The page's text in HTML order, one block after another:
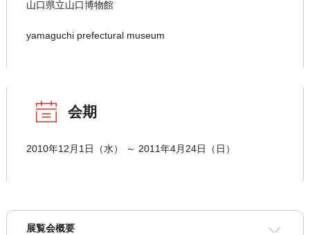
山口県立山口博物館
yamaguchi prefectural museum
会期
2010年12月1日（水） ～ 2011年4月24日（日）
展覧会概要